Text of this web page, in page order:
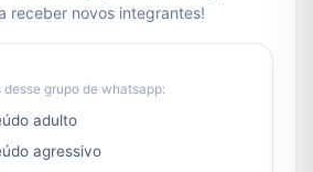
receber novos integrantes!
desse grupo de whatsapp:
adulto
agressivo